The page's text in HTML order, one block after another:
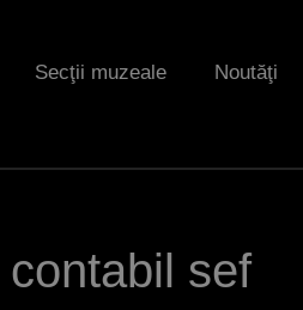
Secţii muzeale Noutăţi
sef